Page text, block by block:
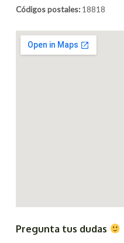
Códigos postales: 18818
Pregunta tus dudas